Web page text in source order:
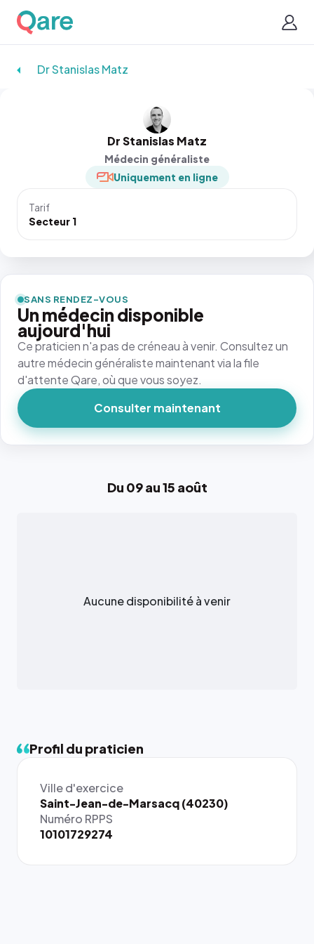
Dr Stanislas Matz
Dr Stanislas Matz
Médecin généraliste
Uniquement en ligne
Tarif
Secteur 1
Du 09 au 15 août
Aucune disponibilité à venir
Profil du praticien
Ville d'exercice
Saint-Jean-de-Marsacq (40230)
Numéro RPPS
10101729274
SANS RENDEZ-VOUS
Un médecin disponible
aujourd'hui
Ce praticien n'a pas de créneau à venir. Consultez un
autre médecin généraliste maintenant via la file
d'attente Qare, où que vous soyez.
Consulter maintenant
{# 40×40
: la taille
rendue par
`.profile-